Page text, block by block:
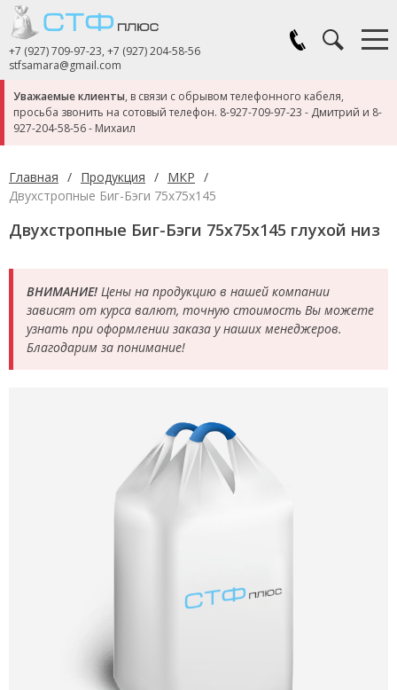
+7 (927) 709-97-23, +7 (927) 204-58-56
stfsamara@gmail.com
Уважаемые клиенты, в связи с обрывом телефонного кабеля,
просьба звонить на сотовый телефон. 8-927-709-97-23 - Дмитрий и 8-
927-204-58-56- Михаил
Главная / Продукция / МКР /
Двухстропные Биг-Бэги 75x75x145
Двухстропные Биг-Бэги 75x75x145 глухой низ
ВНИМАНИЕ! Цены на продукцию в нашей компании
зависят от курса валют, точную стоимость Вы можете
узнать при оформлении заказа у наших менеджеров.
Благодарим за понимание!